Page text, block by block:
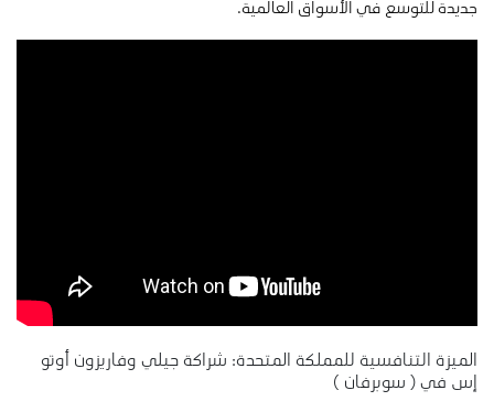
جديدة للتوسع في الأسواق العالمية.
الميزة التنافسية للمملكة المتحدة: شراكة جيلي وفاريزون أوتو
إس في ( سوبرفان )